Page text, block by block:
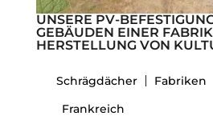
UNSERE PV-
GEBÄUDEN EINER
HERSTELLUNG VON
Schrägdächer
Fabriken
Frankreich